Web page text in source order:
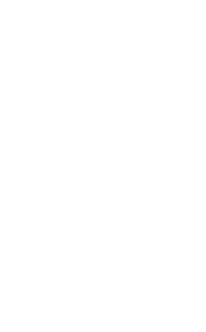
Văn hóa Thông tin